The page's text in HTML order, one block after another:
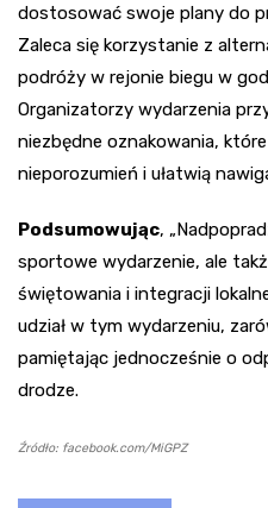
dostosować swoje plany do
Zaleca się korzystanie z
podróży w rejonie biegu w
Organizatorzy wydarzenia
niezbędne oznakowania,
nieporozumień i ułatwią
Podsumowując,
sportowe wydarzenie, ale
świętowania i integracji
udział w tym wydarzeniu,
pamiętając jednocześnie o
drodze.
Źródło: facebook.com/MiGPZ